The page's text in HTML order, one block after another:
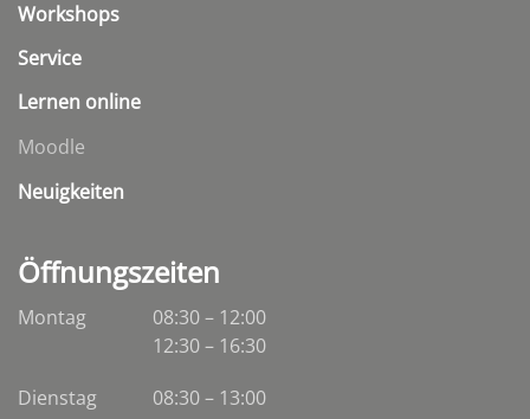
Workshops
Service
Lernen online
Moodle
Neuigkeiten
Öffnungszeiten
Montag
08:30 – 12:00
12:30 – 16:30
Dienstag
08:30– 13:00